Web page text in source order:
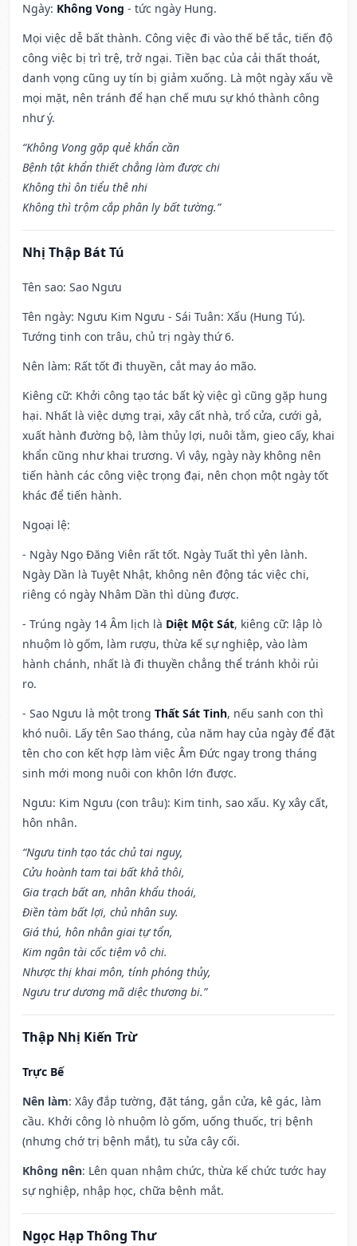
Ngày: Không Vong - tức ngày Hung.
Mọi việc dễ bất thành. Công việc đi vào thế bế tắc, tiến độ
công việc bị trì trệ, trở ngại. Tiền bạc của cải thất thoát,
danh vọng cũng uy tín bị giảm xuống. Là một ngày xấu về
mọi mặt, nên tránh để hạn chế mưu sự khó thành công
như ý.
“Không Vong gặp quẻ khẩn cần
Bệnh tật khẩn thiết chẳng làm được chi
Không thì ôn tiểu thê nhi
Không thì trộm cắp phân ly bất tường.”
Nhị Thập Bát Tú
Tên sao: Sao Ngưu
Tên ngày: Ngưu Kim Ngưu - Sái Tuân: Xấu (Hung Tú).
Tướng tinh con trâu, chủ trị ngày thứ 6.
Nên làm: Rất tốt đi thuyền, cắt may áo mão.
Kiêng cữ: Khởi công tạo tác bất kỳ việc gì cũng gặp hung
hại. Nhất là việc dựng trại, xây cất nhà, trổ cửa, cưới gả,
xuất hành đường bộ, làm thủy lợi, nuôi tằm, gieo cấy, khai
khẩn cũng như khai trương. Vì vậy, ngày này không nên
tiến hành các công việc trọng đại, nên chọn một ngày tốt
khác để tiến hành.
Ngoại lệ:
- Ngày Ngọ Đăng Viên rất tốt. Ngày Tuất thì yên lành.
Ngày Dần là Tuyệt Nhật, không nên động tác việc chi,
riêng có ngày Nhâm Dần thì dùng được.
- Trúng ngày 14 Âm lịch là Diệt Một Sát, kiêng cữ: lập lò
nhuộm lò gốm, làm rượu, thừa kế sự nghiệp, vào làm
hành chánh, nhất là đi thuyền chẳng thể tránh khỏi rủi
ro.
- Sao Ngưu là một trong Thất Sát Tinh, nếu sanh con thì
khó nuôi. Lấy tên Sao tháng, của năm hay của ngày để đặt
tên cho con kết hợp làm việc Âm Đức ngay trong tháng
sinh mới mong nuôi con khôn lớn được.
Ngưu: Kim Ngưu (con trâu): Kim tinh, sao xấu. Kỵ xây cất,
hôn nhân.
“Ngưu tinh tạo tác chủ tai nguy,
Cửu hoành tam tai bất khả thôi,
Gia trạch bất an, nhân khẩu thoái,
Điền tàm bất lợi, chủ nhân suy.
Giá thú, hôn nhân giai tự tổn,
Kim ngân tài cốc tiệm vô chi.
Nhược thị khai môn, tính phóng thủy,
Ngưu trư dương mã diệc thương bi.”
Thập Nhị Kiến Trừ
Trực Bế
Nên làm: Xây đắp tường, đặt táng, gắn cửa, kê gác, làm
cầu. Khởi công lò nhuộm lò gốm, uống thuốc, trị bệnh
(nhưng chớ trị bệnh mắt), tu sửa cây cối.
Không nên: Lên quan nhậm chức, thừa kế chức tước hay
sự nghiệp, nhập học, chữa bệnh mắt.
Ngọc Hạp Thông Thư